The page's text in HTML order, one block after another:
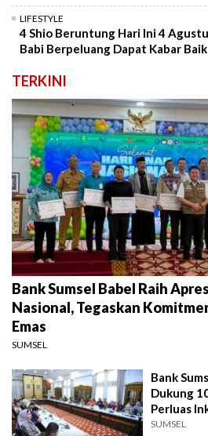
LIFESTYLE
4 Shio Beruntung Hari Ini 4
Babi Berpeluang Dapat Kabar Baik
TERKINI
Bank Sumsel Babel Raih
Nasional, Tegaskan
Emas
SUMSEL
Bank
Dukung
Perluas
SUMSEL